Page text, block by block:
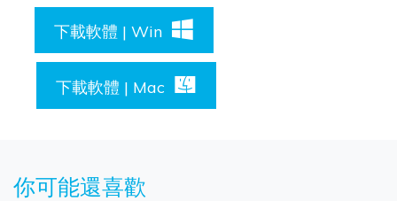
下載軟體 | Win
下載軟體 | Mac
你可能還喜歡